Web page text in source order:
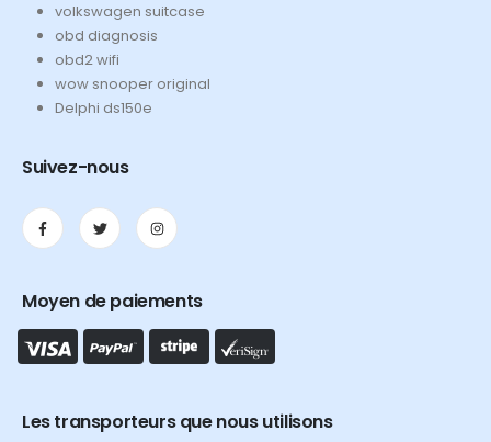
volkswagen suitcase
obd diagnosis
obd2 wifi
wow snooper original
Delphi ds150e
Suivez-nous
Moyen de paiements
Les transporteurs que nous utilisons